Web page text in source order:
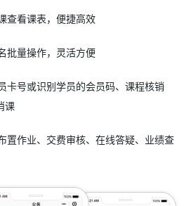
查看课表，便捷高效
批量操作，灵活方便
卡号或识别学员的会员码、课程核销
课
置作业、交费审核、在线答疑、业绩查